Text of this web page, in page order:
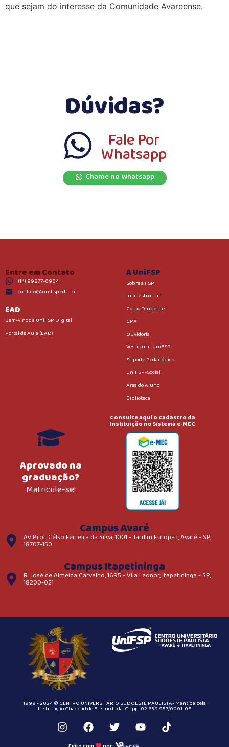
que sejam do interesse da Comunidade Avareense.
Dúvidas?
Fale Por
Whatsapp
Chame no Whatsapp
Entre em Contato
(14) 99877-0904
contato@unifsp.edu.br
EAD
Bem-vindo à UniFSP Digital
Portal de Aula (EAD)
A UniFSP
Sobre a FSP
Infraestrutura
Corpo Dirigente
CPA
Ouvidoria
Vestibular UniFSP
Suporte Pedagógico
UniFSP-Social
Área do Aluno
Biblioteca
Aprovado na
graduação?
Matricule-se!
Consulte aqui o cadastro da
Instituição no Sistema e-MEC
Campus Avaré
Av. Prof. Célso Ferreira da Silva, 1001 - Jardim Europa I, Avaré - SP,
18707-150
Campus Itapetininga
R. José de Almeida Carvalho, 1695 - Vila Leonor, Itapetininga - SP,
18200-021
1999 - 2024 © CENTRO UNIVERSITÁRIO SUDOESTE PAULISTA- Mantida pela
Instituição Chaddad de Ensino Ltda. Cnpj - 02.639.957/0001-08